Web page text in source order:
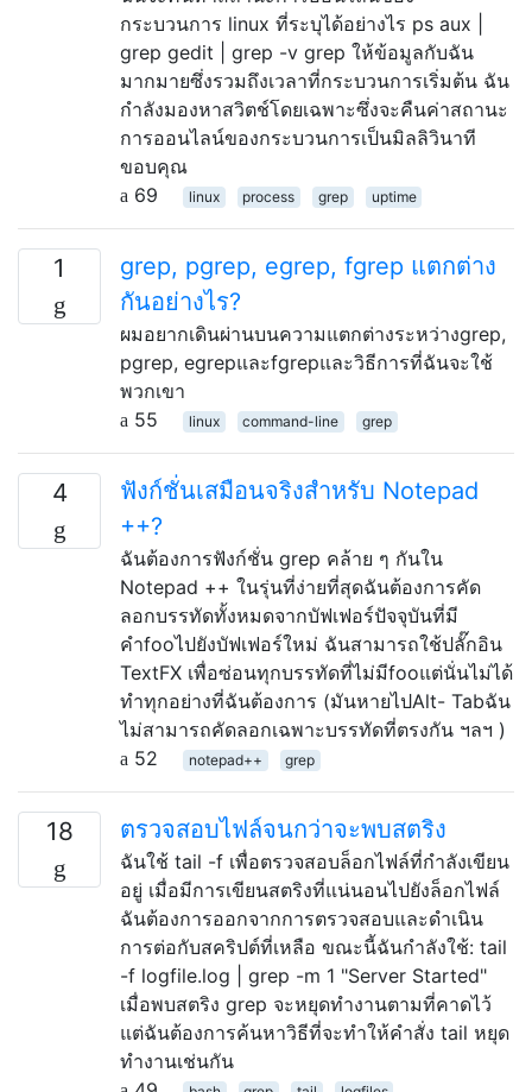
กระบวนการ linux ที่ระบุได้อย่างไร ps aux |
grep gedit | grep -v grep ให้ข้อมูลกับฉัน
มากมายซึ่งรวมถึงเวลาที่กระบวนการเริ่มต้น ฉัน
กำลังมองหาสวิตช์โดยเฉพาะซึ่งจะคืนค่าสถานะ
การออนไลน์ของกระบวนการเป็นมิลลิวินาที
ขอบคุณ
69
linux process grep uptime
1
grep, pgrep, egrep, fgrep แตกต่าง
กันอย่างไร?
ผมอยากเดินผ่านบนความแตกต่างระหว่างgrep,
pgrep, egrepและfgrepและวิธีการที่ฉันจะใช้
พวกเขา
55
linux command-line grep
4
ฟังก์ชั่นเสมือนจริงสำหรับ Notepad
++?
ฉันต้องการฟังก์ชั่น grep คล้าย ๆ กันใน
Notepad ++ ในรุ่นที่ง่ายที่สุดฉันต้องการคัด
ลอกบรรทัดทั้งหมดจากบัฟเฟอร์ปัจจุบันที่มี
คำfooไปยังบัฟเฟอร์ใหม่ ฉันสามารถใช้ปลั๊กอิน
TextFX เพื่อซ่อนทุกบรรทัดที่ไม่มีfooแต่นั่นไม่ได้
ทำทุกอย่างที่ฉันต้องการ (มันหายไปAlt- Tabฉัน
ไม่สามารถคัดลอกเฉพาะบรรทัดที่ตรงกัน ฯลฯ )
52
notepad++ grep
18 ตรวจสอบไฟล์จนกว่าจะพบสตริง
ฉันใช้ tail -f เพื่อตรวจสอบล็อกไฟล์ที่กำลังเขียน
อยู่ เมื่อมีการเขียนสตริงที่แน่นอนไปยังล็อกไฟล์
ฉันต้องการออกจากการตรวจสอบและดำเนิน
การต่อกับสคริปต์ที่เหลือ ขณะนี้ฉันกำลังใช้: tail
-f logfile.log | grep -m 1 "Server Started"
เมื่อพบสตริง grep จะหยุดทำงานตามที่คาดไว้
แต่ฉันต้องการค้นหาวิธีที่จะทำให้คำสั่ง tail หยุด
ทำงานเช่นกัน